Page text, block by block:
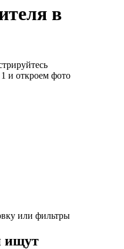
в
и откроем фото
или фильтры
ищут